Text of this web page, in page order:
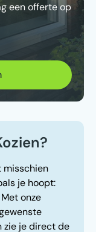
een offerte op
misschien
je hoopt:
onze
zie je direct de